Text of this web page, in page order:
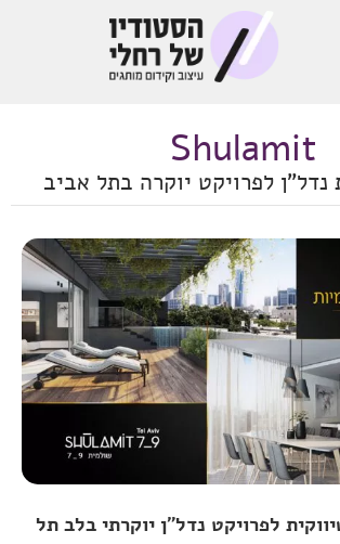
Shulamit
נדל"ן לפרויקט יוקרה בתל אביב
לפרויקט נדל"ן יוקרתי בלב תל